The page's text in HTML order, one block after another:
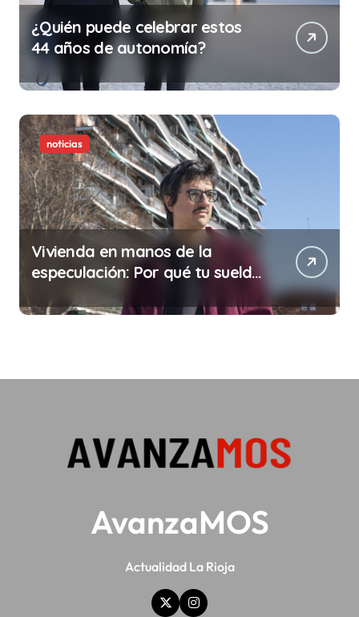
¿Quién puede celebrar estos
44 años de autonomía?
noticias
Vivienda en manos de la
especulación: Por qué tu sueldo
AvanzaMOS
Actualidad La Rioja